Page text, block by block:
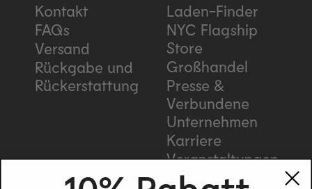
Kontakt
FAQs
Versand
Rückgabe und
Rückerstattung
Laden-Finder
NYC Flagship
Store
Großhandel
Presse &
Verbundene
Unternehmen
Karriere
Veranstaltungen